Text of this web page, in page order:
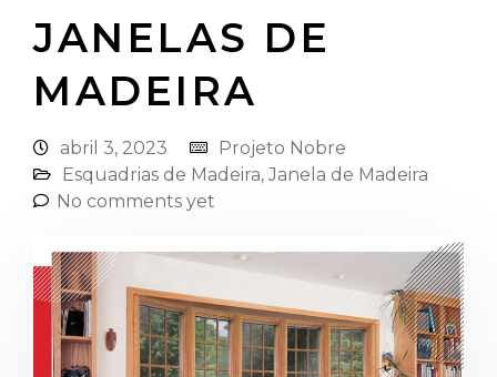
JANELAS DE
MADEIRA⁠
abril 3, 2023
Projeto Nobre
Esquadrias de Madeira⁠, Janela de Madeira
No comments yet